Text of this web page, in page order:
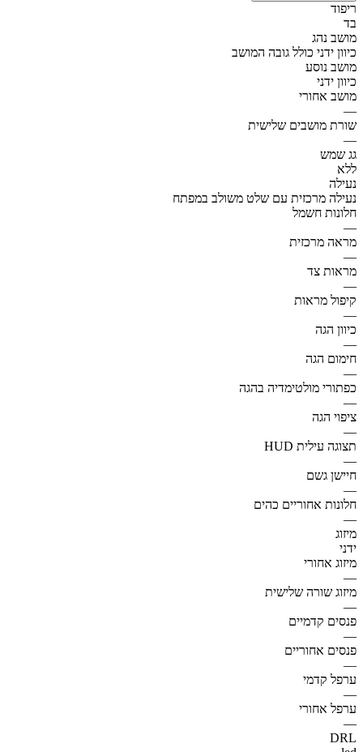
ריפוד
בד
מושב נהג
כיוון ידני כולל גובה המושב
מושב נוסע
כיוון ידני
מושב אחורי
—
שורת מושבים שלישית
—
גג שמש
ללא
נעילה
נעילה מרכזית עם שלט משולב במפתח
חלונות חשמל
—
מראה מרכזית
—
מראות צד
—
קיפול מראות
—
כיוון הגה
—
חימום הגה
—
כפתורי מולטימדיה בהגה
—
ציפוי הגה
—
תצוגה עילית HUD
—
חיישן גשם
—
חלונות אחוריים כהים
—
מיזוג
ידני
מיזוג אחורי
—
מיזוג שורה שלישית
—
פנסים קדמיים
—
פנסים אחוריים
—
ערפל קדמי
—
ערפל אחורי
—
DRL